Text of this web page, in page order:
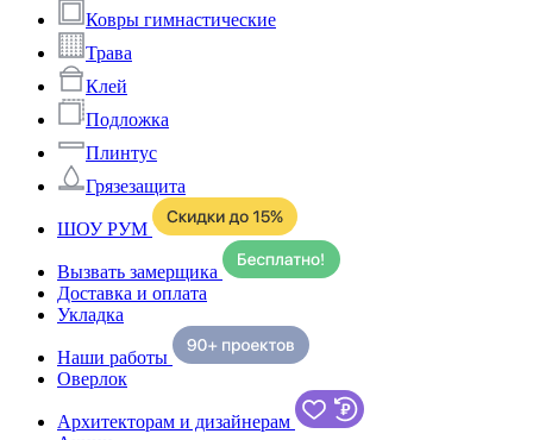
Ковры гимнастические
Трава
Клей
Подложка
Плинтус
Грязезащита
ШОУ РУМ
Вызвать замерщика
Доставка и оплата
Укладка
Наши работы
Оверлок
Архитекторам и дизайнерам